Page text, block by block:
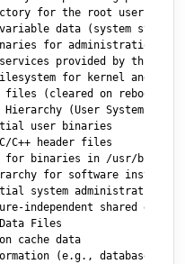
for the root user
data (system state
for administration
provided by this
for kernel and
files (cleared on reboot or
(User System
user binaries
C++ header files
binaries in /usr/bin and
for software installed
system administration
independent shared data
Files
cache data
(e.g., database